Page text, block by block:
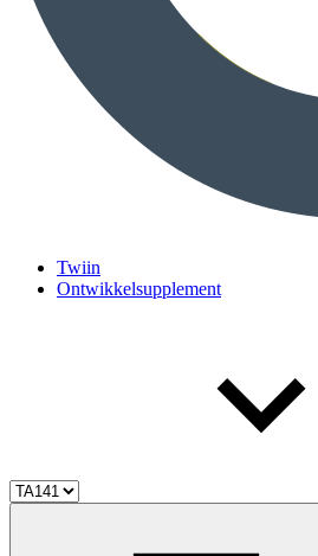
Twiin
Ontwikkelsupplement